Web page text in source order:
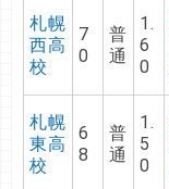
札幌
西高
校
7
0
普
通
1.
6
0
札幌
東高
校
6
8
普
通
1.
5
0